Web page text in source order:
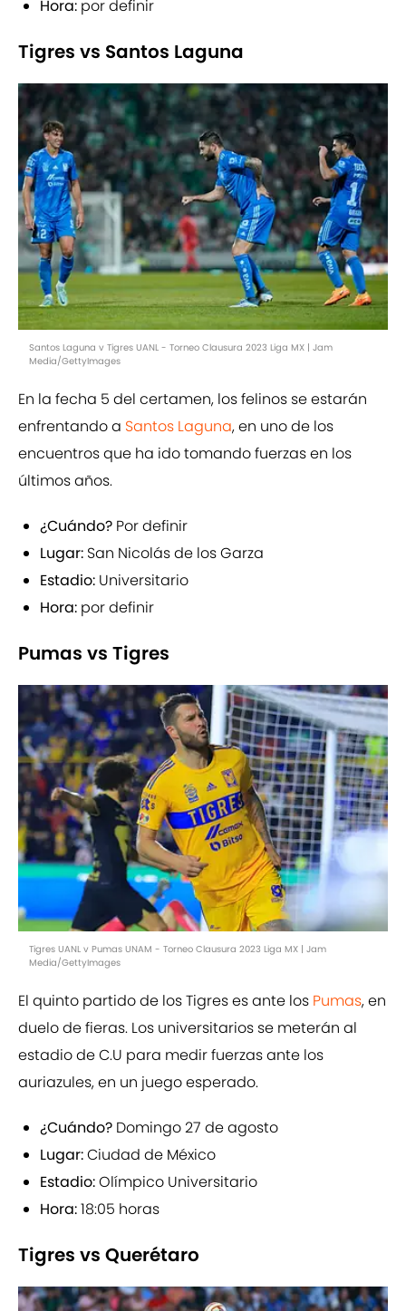
Hora: por definir
Tigres vs Santos Laguna
Santos Laguna v Tigres UANL - Torneo Clausura 2023 Liga MX | Jam
Media/GettyImages
En la fecha 5 del certamen, los felinos se estarán
enfrentando a Santos Laguna, en uno de los
encuentros que ha ido tomando fuerzas en los
últimos años.
¿Cuándo? Por definir
Lugar: San Nicolás de los Garza
Estadio: Universitario
Hora: por definir
Pumas vs Tigres
Tigres UANL v Pumas UNAM - Torneo Clausura 2023 Liga MX | Jam
Media/GettyImages
El quinto partido de los Tigres es ante los Pumas, en
duelo de fieras. Los universitarios se meterán al
estadio de C.U para medir fuerzas ante los
auriazules, en un juego esperado.
¿Cuándo? Domingo 27 de agosto
Lugar:Ciudad de México
Estadio:Olímpico Universitario
Hora:18:05 horas
Tigres vs Querétaro